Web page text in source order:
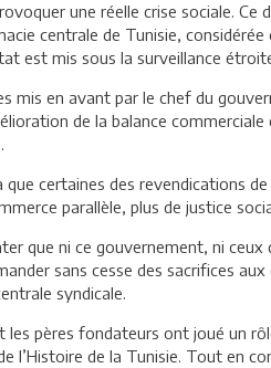
une réelle crise sociale.
centrale de Tunisie,
est mis sous la surveillance
mis en avant par le chef du
de la balance
certaines des revendications
parallèle, plus de justice
que ni ce gouvernement, ni ceux
sans cesse des sacrifices
syndicale.
les pères fondateurs ont joué un
l’Histoire de la Tunisie. Tout en